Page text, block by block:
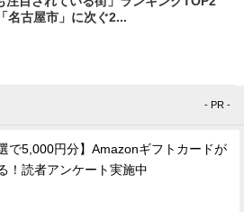
古屋市」に次ぐ2...
- PR -
選で5,000円分】Amazonギフトカードが
！読者アンケート実施中